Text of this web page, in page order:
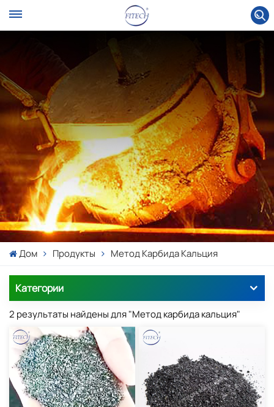
Дом Продукты Метод Карбида Кальция
Категории
2 результаты найдены для "Метод карбида кальция"